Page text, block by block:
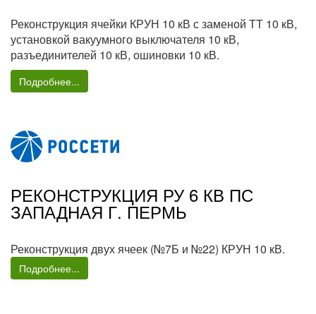
Реконструкция ячейки КРУН 10 кВ с заменой ТТ 10 кВ,
установкой вакуумного выключателя 10 кВ,
разъединителей 10 кВ, ошиновки 10 кВ.
Подробнее...
РЕКОНСТРУКЦИЯ РУ 6 КВ ПС
ЗАПАДНАЯ Г. ПЕРМЬ
Реконструкция двух ячеек (№7Б и №22) КРУН 10 кВ.
Подробнее...